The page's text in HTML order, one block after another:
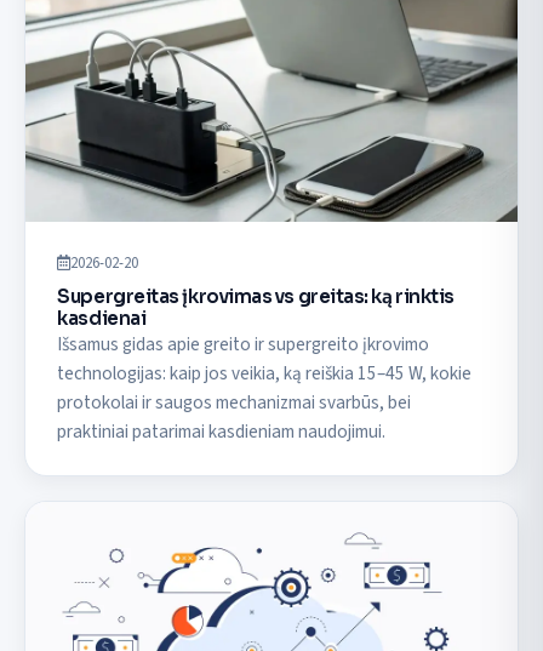
2026-02-20
Supergreitas įkrovimas vs greitas: ką rinktis
kasdienai
Išsamus gidas apie greito ir supergreito įkrovimo
technologijas: kaip jos veikia, ką reiškia 15–45 W, kokie
protokolai ir saugos mechanizmai svarbūs, bei
praktiniai patarimai kasdieniam naudojimui.